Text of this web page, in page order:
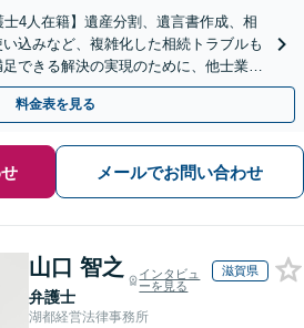
士4人在籍】遺産分割、遺言書作成、相
込みなど、複雑化した相続トラブルも
できる解決の実現のために、他士業と
個室】
料金表を見る
メールでお問い合わせ
山口 智之
弁護士
インタビュ
ーを見る
滋賀県
湖都経営法律事務所